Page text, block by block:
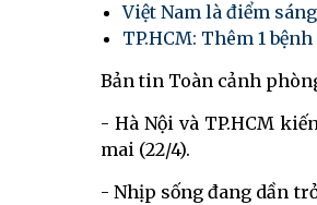
Việt Nam là điểm
TP.HCM: Thêm 1
Bản tin Toàn cảnh
- Hà Nội và TP.HCM
mai (22/4).
- Nhịp sống đang dần